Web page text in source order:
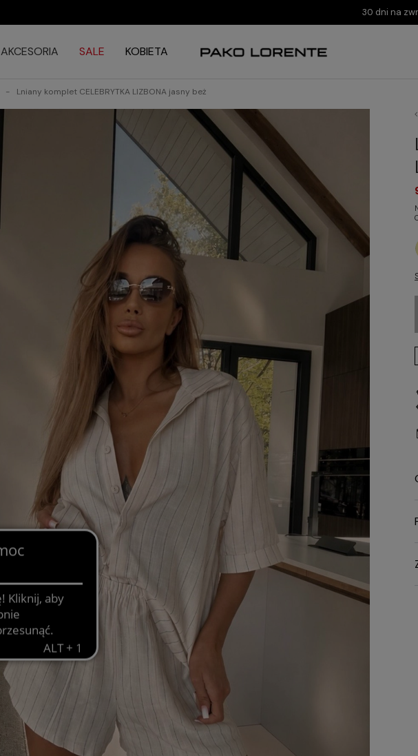
30 dni na
AKCESORIA SALE KOBIETA
Lniany komplet CELEBRYTKA LIZBONA jasny beż